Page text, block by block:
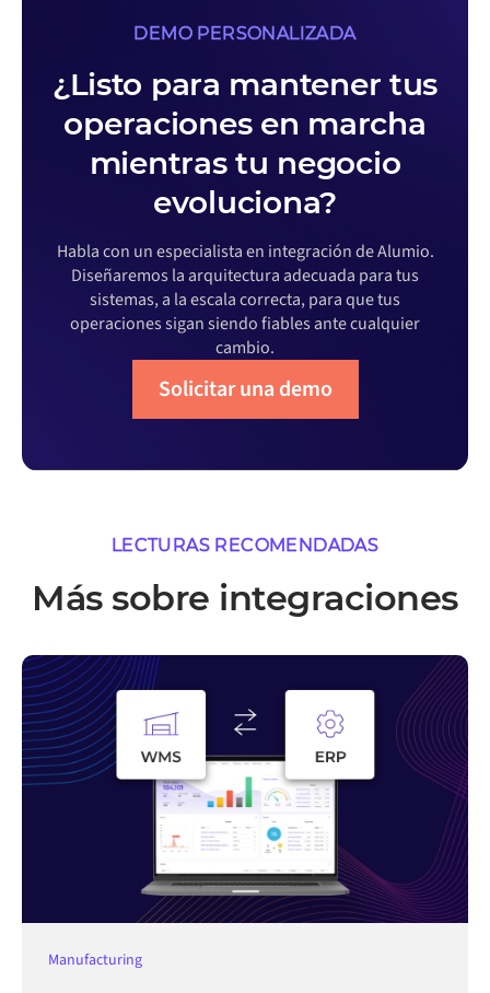
DEMO PERSONALIZADA
¿Listo para mantener tus
operaciones en marcha
mientras tu negocio
evoluciona?
Habla con un especialista en integración de Alumio.
Diseñaremos la arquitectura adecuada para tus
sistemas, a la escala correcta, para que tus
operaciones sigan siendo fiables ante cualquier
cambio.
Solicitar una demo
LECTURAS RECOMENDADAS
Más sobre integraciones
Manufacturing